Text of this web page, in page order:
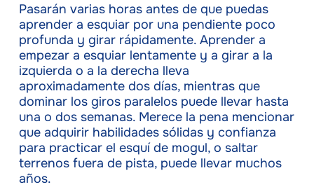
Pasarán varias horas antes de que puedas
aprender a esquiar por una pendiente poco
profunda y girar rápidamente. Aprender a
empezar a esquiar lentamente y a girar a la
izquierda o a la derecha lleva
aproximadamente dos días, mientras que
dominar los giros paralelos puede llevar hasta
una o dos semanas. Merece la pena mencionar
que adquirir habilidades sólidas y confianza
para practicar el esquí de mogul, o saltar
terrenos fuera de pista, puede llevar muchos
años.